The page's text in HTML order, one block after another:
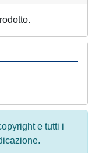
e tutti i